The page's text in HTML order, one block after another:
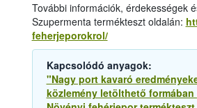
További információk, érdekességek
Szupermenta termékteszt oldalán:
feherjeporokrol/
Kapcsolódó anyagok:
"Nagy port kavaró
közlemény letölthető formában